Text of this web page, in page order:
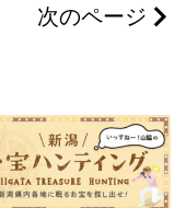
次のページ